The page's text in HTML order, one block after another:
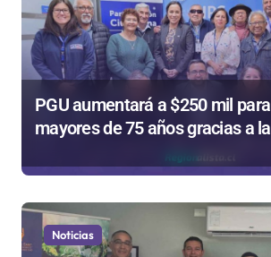
PGU aumentará a $250 mil para
mayores de 75 años gracias a la
reforma aprobada el 2025
Noticias